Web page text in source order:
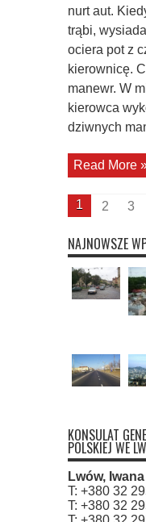
nurt aut.
trąbi,
ociera pot z
kierownicę.
manewr. W
kierowca
dziwnych
Read More
1 2 3
NAJNOWSZE
KONSULAT
POLSKIEJ WE
Lwów,
T: +380 32
T: +380 32